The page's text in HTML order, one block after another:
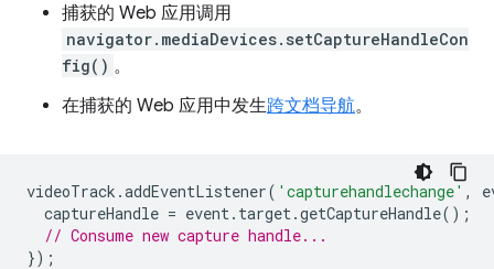
捕获的 Web 应用调用
navigator.mediaDevices.setCaptureHandleCon
fig() 。
在捕获的 Web 应用中发生跨文档导航。
videoTrack .addEventListener( 'capturehandlechange' ,
captureHandle = event . target .getCaptureHandle();
// Consume new capture handle...
});